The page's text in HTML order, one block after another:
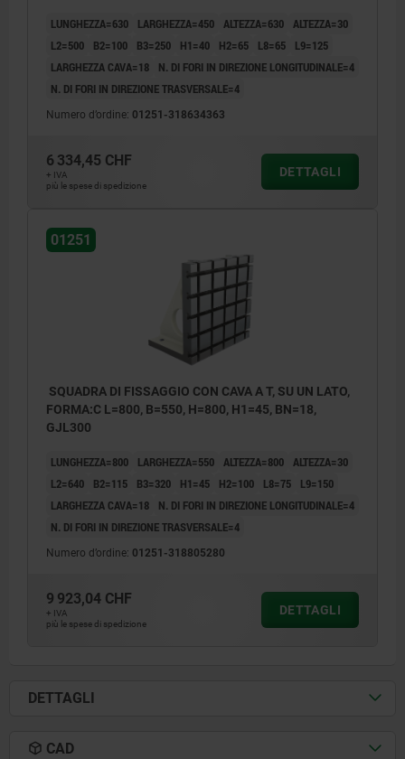
LUNGHEZZA=630 LARGHEZZA=450 ALTEZZA=630 ALTEZZA=30
L2=500
B2=100 B3=250 H1=40 H2=65 L8=65
L9=125
LARGHEZZA CAVA=18
N. DI FORI IN DIREZIONE LONGITUDINALE=4
N. DI FORI IN DIREZIONE TRASVERSALE=4
Numero d’ordine: 01251-318634363
6 334,45 CHF
+ IVA
più le spese di spedizione
DETTAGLI
01251
SQUADRA DI FISSAGGIO CON CAVA A T, SU UN LATO,
FORMA:C L=800, B=550, H=800, H1=45, BN=18,
GJL300
LUNGHEZZA=800 LARGHEZZA=550 ALTEZZA=800 ALTEZZA=30
L2=640
B2=115 B3=320 H1=45 H2=100 L8=75
L9=150
LARGHEZZA CAVA=18
N. DI FORI IN DIREZIONE LONGITUDINALE=4
N. DI FORI IN DIREZIONE TRASVERSALE=4
Numero d’ordine: 01251-318805280
9 923,04 CHF
+ IVA
più le spese di spedizione
DETTAGLI
DETTAGLI
CAD